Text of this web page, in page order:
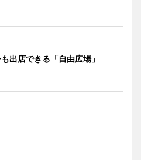
出店できる「自由広場」